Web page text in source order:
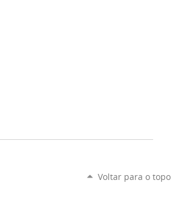
Voltar para o topo